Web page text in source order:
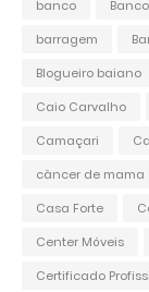
banco
barragem
Blogueiro baiano
Caio Carvalho
Camaçari
câncer de mama
Casa Forte
Center Móveis
Certificado